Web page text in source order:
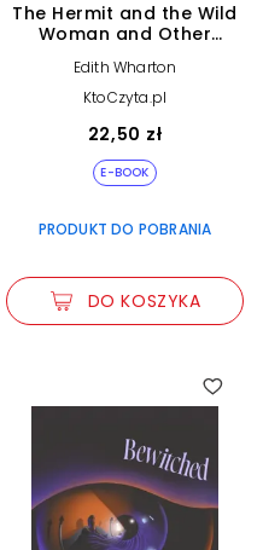
The Hermit and the Wild
Woman and Other
Edith Wharton
KtoCzyta.pl
22,50 zł
E-BOOK
PRODUKT DO POBRANIA
DO KOSZYKA